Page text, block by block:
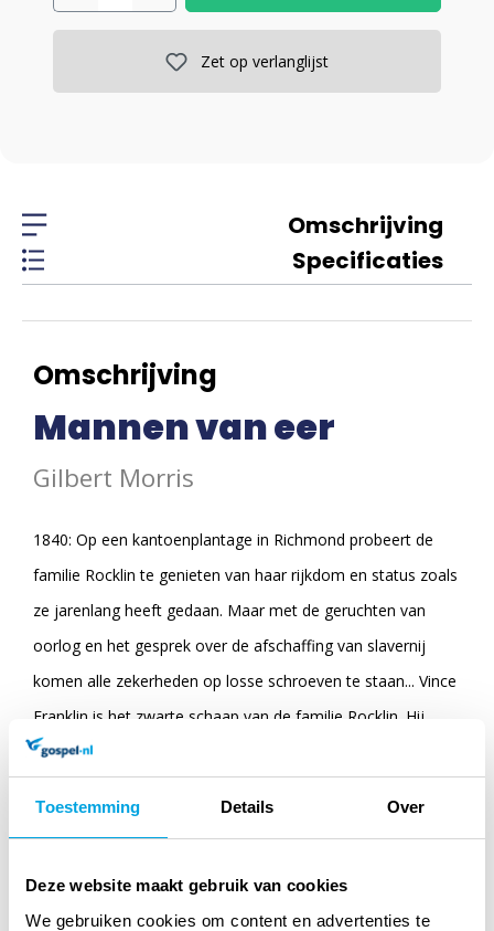
Toestemming Details Over
Deze website maakt gebruik van cookies
We gebruiken cookies om content en advertenties te
Zet op verlanglijst
Omschrijving
Specificaties
Omschrijving
Mannen van eer
Gilbert Morris
1840: Op een kantoenplantage in Richmond probeert de
familie Rocklin te genieten van haar rijkdom en status zoals
ze jarenlang heeft gedaan. Maar met de geruchten van
oorlog en het gesprek over de afschaffing van slavernij
komen alle zekerheden op losse schroeven te staan... Vince
Franklin is het zwarte schaap van de familie Rocklin. Hij
verkwist zijn tijd en geld aan een losbandige levensstijl,
uitdagende gedrag wordt hij gedwongen de plantage te
verliezne. Echter, tijdens zijn vlucht ontmoet Vince een